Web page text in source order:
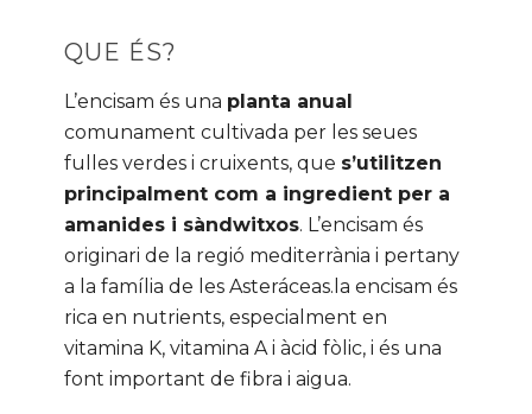
QUE ÉS?
L’encisam és una planta anual
comunament cultivada per les seues
fulles verdes i cruixents, que s’utilitzen
principalment com a ingredient per a
amanides i sàndwitxos. L’encisam és
originari de la regió mediterrània i pertany
a la família de les Asteráceas.la encisam és
rica en nutrients, especialment en
vitamina K, vitamina A i àcid fòlic, i és una
font important de fibra i aigua.